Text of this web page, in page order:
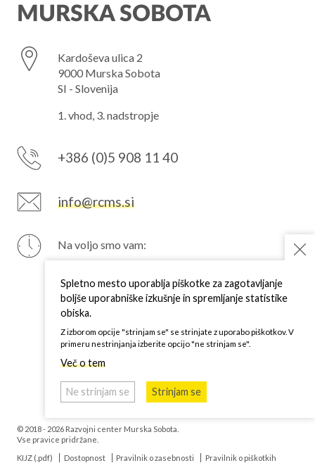
MURSKA SOBOTA
Kardoševa ulica 2
9000 Murska Sobota
SI - Slovenija
1. vhod, 3. nadstropje
+386 (0)5 908 11 40
info@rcms.si
Na voljo smo vam:
TOR
7–15 h
SRE
7–15 h
ČET
PET
7–15 h
© 2018 - 2026 Razvojni center Murska Sobota.
Vse pravice pridržane.
KIJZ (.pdf) Dostopnost Pravilnik o zasebnosti Pravilnik o piškotkih
Spletno mesto uporablja piškotke za zagotavljanje
boljše uporabniške izkušnje in spremljanje statistike
obiska.
Z izborom opcije "strinjam se" se strinjate z uporabo piškotkov. V
primeru nestrinjanja izberite opcijo "ne strinjam se".
Več o tem
Ne strinjam se Strinjam se